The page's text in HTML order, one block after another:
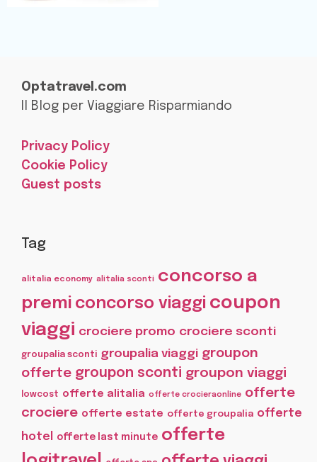
Optatravel.com
Il Blog per Viaggiare Risparmiando
Privacy Policy
Cookie Policy
Guest posts
Tag
alitalia economy alitalia sconti concorso a
premi concorso viaggi coupon
viaggi crociere promo crociere sconti
groupalia sconti groupalia viaggi groupon
offerte groupon sconti groupon viaggi
lowcost offerte alitalia offerte crocieraonline offerte
crociere offerte estate offerte groupalia offerte
hotel
offerte last minute offerte